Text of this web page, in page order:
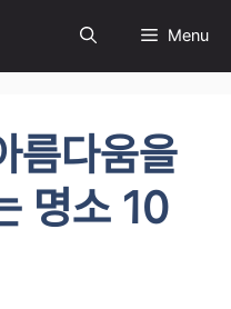
Menu
름다움을
명소 10